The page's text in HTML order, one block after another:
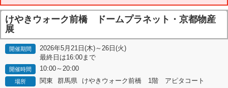
けやきウォーク前橋 ドームプラネット・京都物産
展
開催期間
2026年5月21日(木)～26日(火)
最終日は16:00まで
開催時間 10:00～20:00
場所 関東 群馬県 けやきウォーク前橋 1階 アピタコート